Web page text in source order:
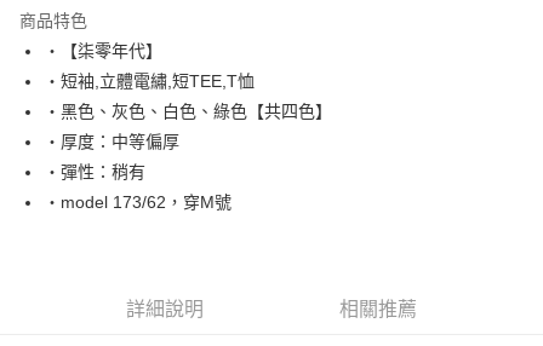
Apple Pay
街口支付
悠遊付
Google Pay
AFTEE先享後付是「在收到商品之後才付款」的支付方式。 讓您購物簡單
商品特色
‧【柒零年代】
‧短袖,立體電繡,短TEE,T恤
‧黑色、灰色、白色、綠色【共四色】
‧厚度：中等偏厚
‧彈性：稍有
‧model 173/62，穿M號
詳細說明 相關推薦